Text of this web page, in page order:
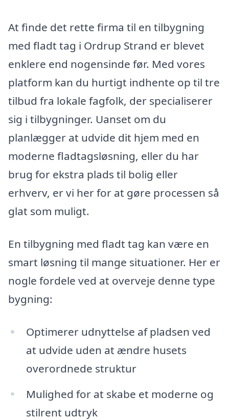
At finde det rette firma til en tilbygning
med fladt tag i Ordrup Strand er blevet
enklere end nogensinde før. Med vores
platform kan du hurtigt indhente op til tre
tilbud fra lokale fagfolk, der specialiserer
sig i tilbygninger. Uanset om du
planlægger at udvide dit hjem med en
moderne fladtagsløsning, eller du har
brug for ekstra plads til bolig eller
erhverv, er vi her for at gøre processen så
glat som muligt.
En tilbygning med fladt tag kan være en
smart løsning til mange situationer. Her er
nogle fordele ved at overveje denne type
bygning:
Optimerer udnyttelse af pladsen ved
at udvide uden at ændre husets
overordnede struktur
Mulighed for at skabe et moderne og
stilrent udtryk